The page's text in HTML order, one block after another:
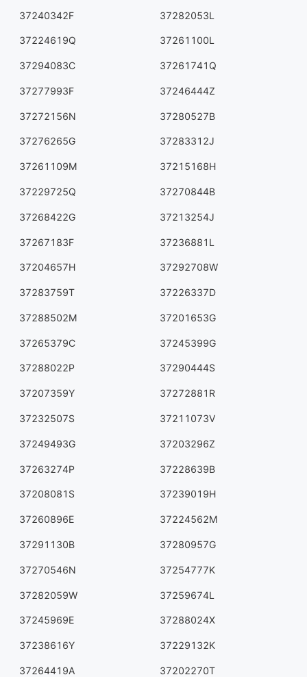
37240342F 37282053L
37224619Q 37261100L
37294083C 37261741Q
37277993F 37246444Z
37272156N 37280527B
37276265G 37283312J
37261109M 37215168H
37229725Q 37270844B
37268422G 37213254J
37267183F 37236881L
37204657H 37292708W
37283759T 37226337D
37288502M 37201653G
37265379C 37245399G
37288022P 37290444S
37207359Y 37272881R
37232507S 37211073V
37249493G 37203296Z
37263274P 37228639B
37208081S 37239019H
37260896E 37224562M
37291130B 37280957G
37270546N 37254777K
37282059W 37259674L
37245969E 37288024X
37238616Y 37229132K
37264419A 37202270T